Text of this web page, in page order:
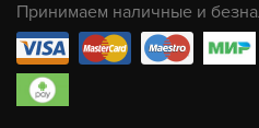
Принимаем наличные и